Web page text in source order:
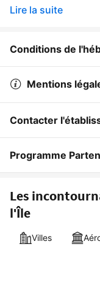
Lire la suite
Conditions de
Mentions
Contacter
Programme
Les
l'Île
Villes